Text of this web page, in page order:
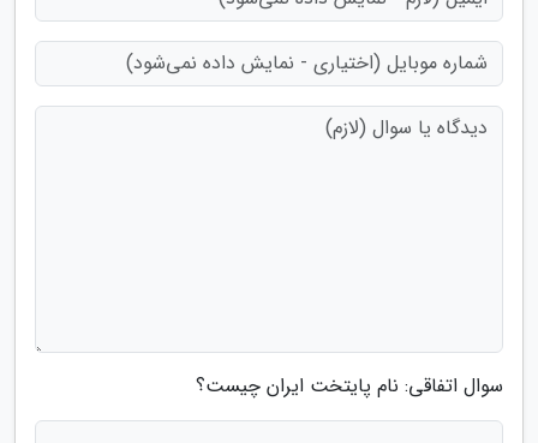
سوال اتفاقی: نام پایتخت ایران چیست؟